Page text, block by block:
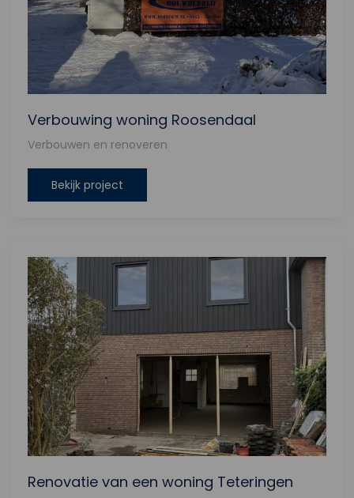
Verbouwing woning Roosendaal
Verbouwen en renoveren
Bekijk project
Renovatie van een woning Teteringen